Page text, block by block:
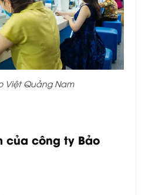
Việt Quảng Nam
của công ty Bảo